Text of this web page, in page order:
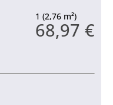
1 (2,76 m²)
68,97 €